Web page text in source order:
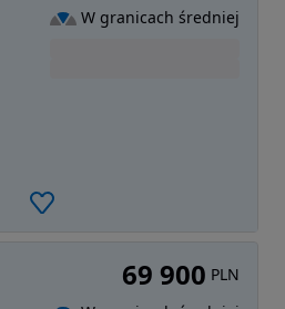
W granicach średniej
69 900 PLN